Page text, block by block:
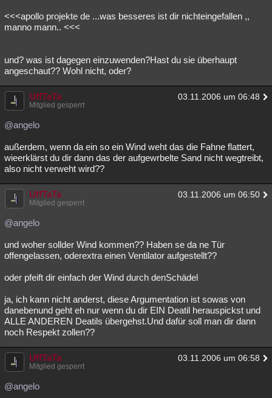
<<<apollo projekte de ...was besseres ist dir nichteingefallen ,,
manno mann.. <<<
und? was ist dagegen einzuwenden?Hast du sie überhaupt
angeschaut?? Wohl nicht, oder?
UffTaTa 03.11.2006 um 06:48
Mitglied gesperrt
@angelo
außerdem, wenn da ein so ein Wind weht das die Fahne flattert,
wieerklärst du dir dann das der aufgewrbelte Sand nicht wegtreibt,
also nicht verweht wird??
UffTaTa 03.11.2006 um 06:50
Mitglied gesperrt
@angelo
und woher sollder Wind kommen?? Haben se da ne Tür
offengelassen, oderextra einen Ventilator aufgestellt??
oder pfeift dir einfach der Wind durch denSchädel
ja, ich kann nicht anderst, diese Argumentation ist sowas von
danebenund geht eh nur wenn du dir EIN Deatil herauspickst und
ALLE ANDEREN Deatils übergehst.Und dafür soll man dir dann
noch Respekt zollen??
UffTaTa 03.11.2006 um 06:58
Mitglied gesperrt
@angelo